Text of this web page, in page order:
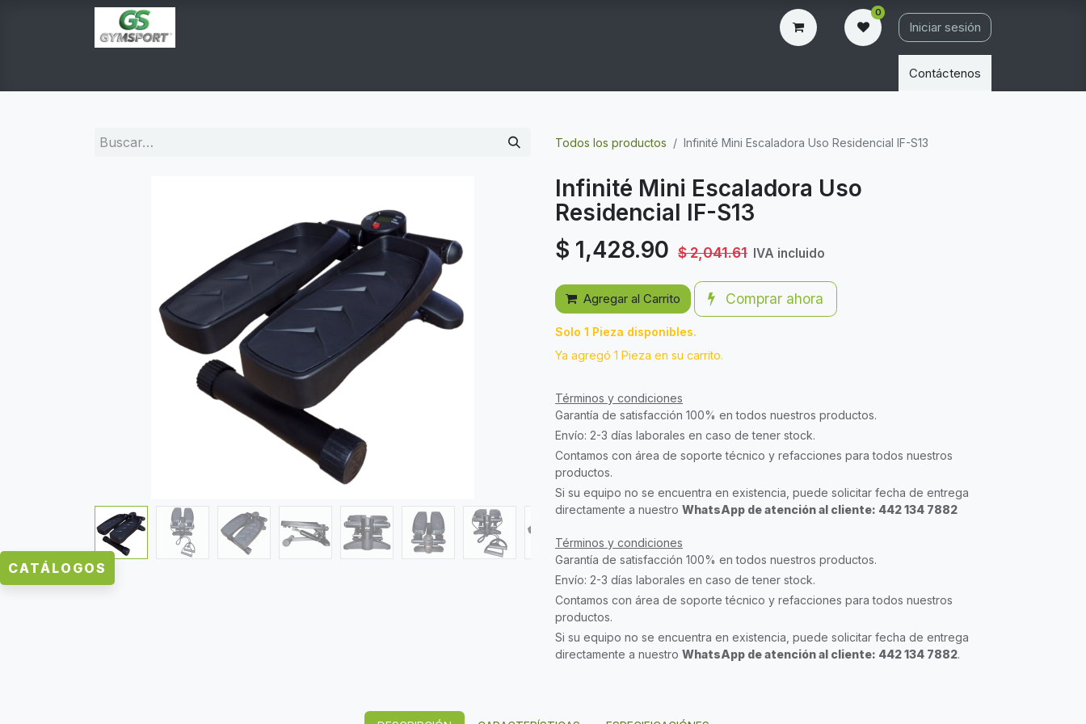
0
Iniciar sesión
Contáctenos
Todos los productos Infinité Mini Escaladora Uso Residencial IF-S13
Infinité Mini Escaladora Uso
Residencial IF-S13
$ 1,428.90 $2,041.61 IVA incluido
Agregar al Carrito Comprar ahora
Solo 1 Pieza disponibles.
Ya agregó 1 Pieza en su carrito.
Términos y condiciones
Garantía de satisfacción 100% en todos nuestros productos.
Envío: 2-3 días laborales en caso de tener stock.
Contamos con área de soporte técnico y refacciones para todos nuestros
productos.
Si su equipo no se encuentra en existencia, puede solicitar fecha de entrega
directamente a nuestro WhatsApp de atención al cliente: 442 134 7882
Términos y condiciones
Garantía de satisfacción 100% en todos nuestros productos.
Envío: 2-3 días laborales en caso de tener stock.
Contamos con área de soporte técnico y refacciones para todos nuestros
productos.
Si su equipo no se encuentra en existencia, puede solicitar fecha de entrega
directamente a nuestro WhatsApp de atención al cliente: 442 134 7882.
CATÁLOGOS